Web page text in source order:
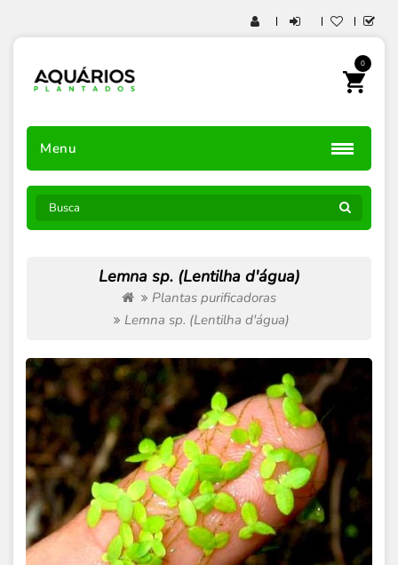
0
Menu
Lemna sp. (Lentilha d'água)
Plantas purificadoras
Lemna sp. (Lentilha d'água)